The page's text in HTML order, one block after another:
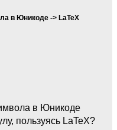
в Юникоде -> LaTeX
в Юникоде
пользуясь LaTeX?